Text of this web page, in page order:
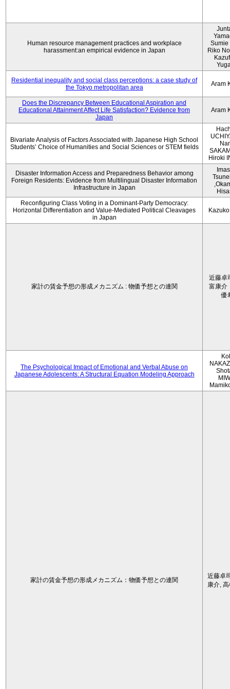
Human resource management practices and workplace
harassment:an empirical evidence in Japan
Sumie
Riko
Residential inequality and social class perceptions: a case study of
the Tokyo metropolitan area
Aram
Does the Discrepancy Between Educational Aspiration and
Educational Attainment Affect Life Satisfaction? Evidence from
Japan
Aram
Bivariate Analysis of Factors Associated with Japanese High School
Students’ Choice of Humanities and Social Sciences or STEM fields
Hiroki
Disaster Information Access and Preparedness Behavior among
Foreign Residents: Evidence from Multilingual Disaster Information
Infrastructure in Japan
Reconfiguring Class Voting in a Dominant-Party Democracy:
Horizontal Differentiation and Value-Mediated Political Cleavages
in Japan
家計の賃金予想の形成メカニズム : 物価予想との連関
近藤卓
富康介
優
The Psychological Impact of Emotional and Verbal Abuse on
Japanese Adolescents: A Structural Equation Modeling Approach
家計の賃金予想の形成メカニズム：物価予想との連関
近藤卓
康介,